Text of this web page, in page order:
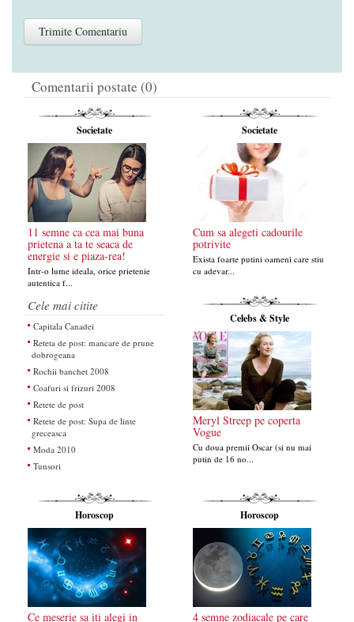
Comentarii postate (0)
Societate
11 semne ca cea mai buna
prietena a ta te seaca de
energie si e piaza-rea!
Intr-o lume ideala, orice prietenie
autentica f...
Societate
Cum sa alegeti cadourile
potrivite
Exista foarte putini oameni care stiu
cu adevar...
Cele mai citite
Capitala Canadei
Reteta de post: mancare de prune
dobrogeana
Rochii banchet 2008
Coafuri si frizuri 2008
Retete de post
Retete de post: Supa de linte
greceasca
Moda 2010
Tunsori
Celebs & Style
Meryl Streep pe coperta
Vogue
Cu doua premii Oscar (si nu mai
putin de 16 no...
Horoscop
Ce meserie sa iti alegi in
Horoscop
4 semne zodiacale pe care